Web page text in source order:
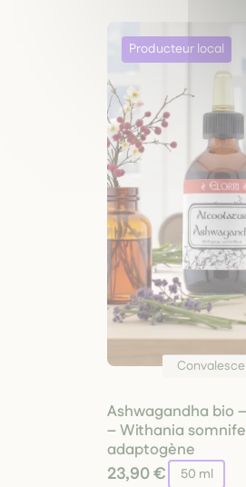
Ashwagandha bio
– Withania
adaptogène
23,90 € 50 ml